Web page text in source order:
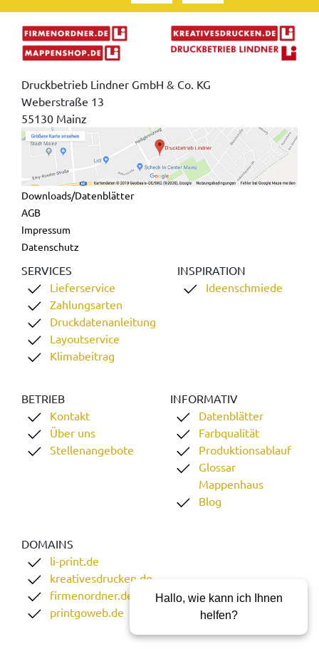
Druckbetrieb Lindner GmbH & Co. KG
Weberstraße 13
55130 Mainz
Downloads/Datenblätter
AGB
Impressum
Datenschutz
SERVICES
Lieferservice
Zahlungsarten
Druckdatenanleitung
Layoutservice
Klimabeitrag
INSPIRATION
Ideenschmiede
BETRIEB
Kontakt
Über uns
Stellenangebote
INFORMATIV
Datenblätter
Farbqualität
Produktionsablauf
Glossar
Mappenhaus
Blog
DOMAINS
li-print.de
kreativesdrucken.de
firmenordner.de
printgoweb.de
Hallo, wie kann ich Ihnen
helfen?